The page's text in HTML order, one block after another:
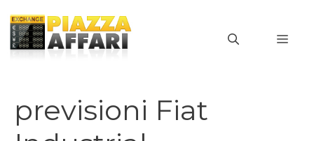
contenuto
previsioni Fiat